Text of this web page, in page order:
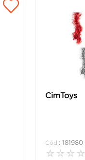
CimToys
:181980
☆ ☆ ☆ ☆